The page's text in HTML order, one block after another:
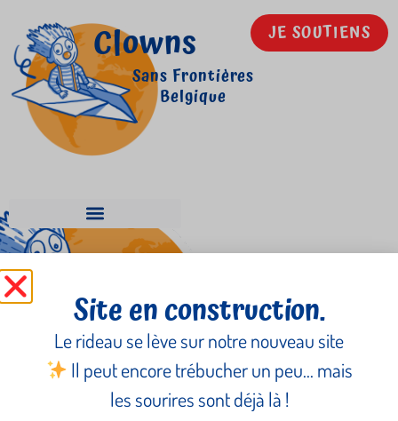
JE SOUTIENS
Clowns
Sans Frontières
Belgique
Nez du Monde
Newsletter
Site en construction.
Le rideau se lève sur notre nouveau site
Il peut encore trébucher un peu… mais
les sourires sont déjà là !